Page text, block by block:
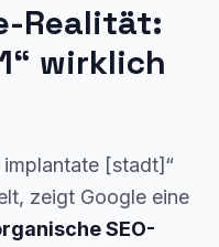
Realität:
wirklich
implantate [stadt]“
zeigt Google eine
SEO-